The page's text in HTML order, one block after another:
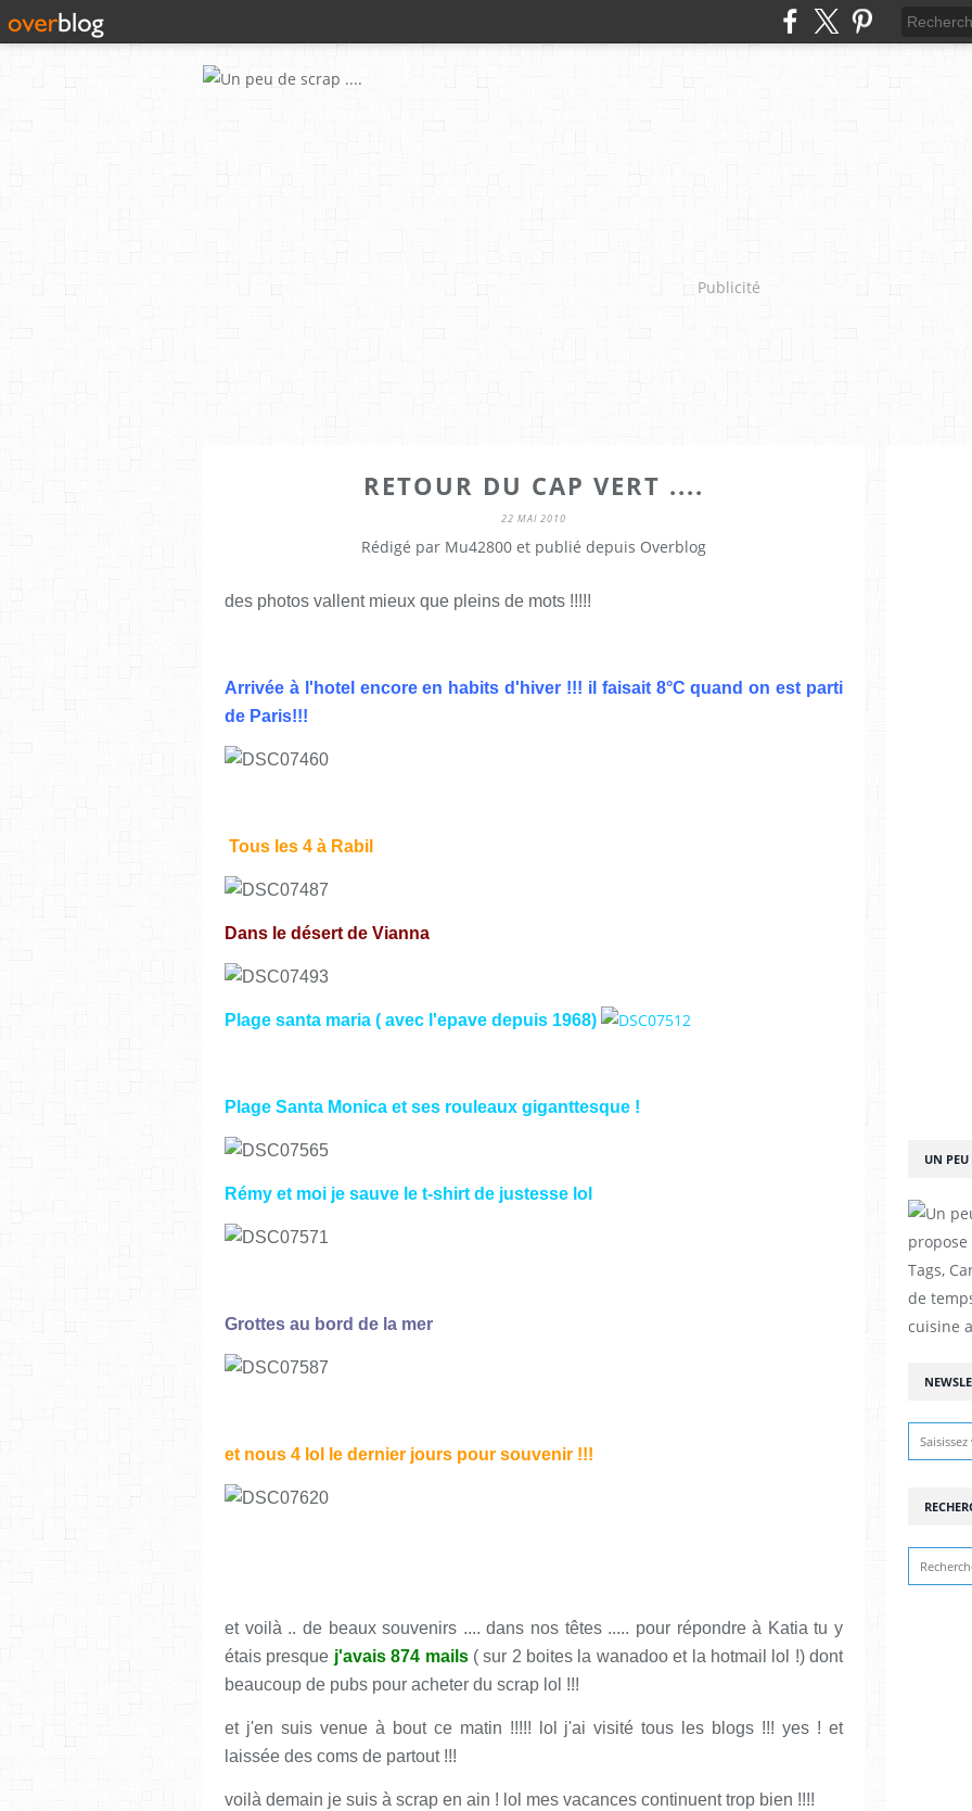
Publicité
RETOUR DU CAP VERT ....
22 MAI 2010
Rédigé par Mu42800 et publié depuis Overblog
des photos vallent mieux que pleins de mots !!!!!
Arrivée à l'hotel encore en habits d'hiver !!! il faisait 8°C quand on est parti
de Paris!!!
Tous les 4 à Rabil
Dans le désert de Vianna
Plage santa maria ( avec l'epave depuis 1968)
Plage Santa Monica et ses rouleaux giganttesque !
Rémy et moi je sauve le t-shirt de justesse lol
Grottes au bord de la mer
et nous 4 lol le dernier jours pour souvenir !!!
et voilà .. de beaux souvenirs .... dans nos têtes ..... pour répondre à Katia tu y
étais presque j'avais 874 mails( sur 2 boites la wanadoo et la hotmail lol !) dont
beaucoup de pubs pour acheter du scrap lol !!!
et j'en suis venue à bout ce matin !!!!! lol j'ai visité tous les blogs !!! yes ! et
laissée des coms de partout !!!
voilà demain je suis à scrap en ain ! lol mes vacances continuent trop bien !!!!
UN PEU
propose
Tags,
de
cuisine